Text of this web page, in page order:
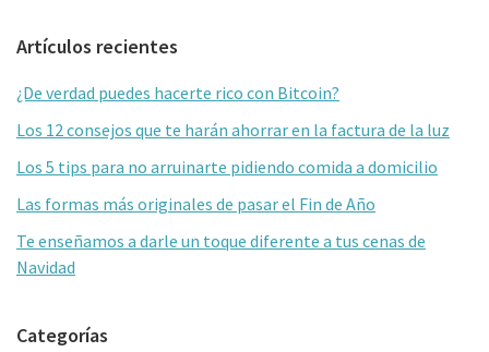
Barra
lateral
primaria
Artículos recientes
¿De verdad puedes hacerte rico con Bitcoin?
Los 12 consejos que te harán ahorrar en la factura de la luz
Los 5 tips para no arruinarte pidiendo comida a domicilio
Las formas más originales de pasar el Fin de Año
Te enseñamos a darle un toque diferente a tus cenas de
Navidad
Categorías